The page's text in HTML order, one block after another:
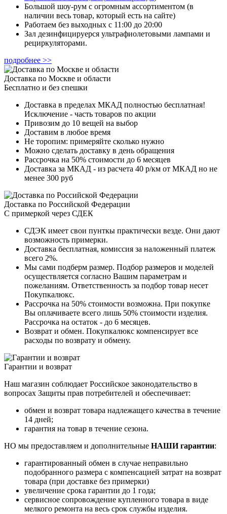
Большой шоу-рум с огромным ассортиментом (в
наличии весь товар, который есть на сайте)
Работаем без выходных с 11:00 до 20:00
Зал дезинфицируерся ультрафиолетовыми лампами и
рециркуляторами.
подробнее >>
Доставка по Москве и области
Бесплатно и без спешки
Доставка в пределах МКАД полностью бесплатная!
Исключение - часть товаров по акции
Привозим до 10 вещей на выбор
Доставим в любое время
Не торопим: примеряйте сколько нужно
Можно сделать доставку в день обращения
Рассрочка на 50% стоимости до 6 месяцев
Доставка за МКАД - из расчета 40 р/км от МКАД но не
менее 300 руб
Доставка по Российской Федерации
С примеркой через СДЕК
СДЭК имеет свои пунткы практически везде. Они дают
возможность примерки.
Доставка бесплатная, комиссия за наложенный платеж
всего 2%.
Мы сами подберм размер. Подбор размеров и моделей
осуществляется согласно Вашим параметрам и
пожеланиям. Ответственность за подбор товар несет
Покупкалюкс.
Рассрочка на 50% стоимости возможна. При покупке
Вы оплачиваете всего лишь 50% стоимости изделия.
Рассрочка на остаток - до 6 месяцев.
Возврат и обмен. Покупкалюкс компенсирует все
расходы по возврату и обмену.
Гарантии и возврат
Наш магазин соблюдает Российское законодательство в
вопросах Защиты прав потребителей и обеспечивает:
обмен и возврат товара надлежащего качества в течение
14 дней;
гарантия на товар в течение сезона.
НО мы предоставляем и дополнительные НАШИ гарантии:
гарантированный обмен в случае неправильно
подобранного размера с компенсацией затрат на возврат
товара (при доставке без примерки)
увеличение срока гарантии до 1 года;
сервисное сопровождение купленного товара в виде
мелкого ремонта на весь срок службы изделия.